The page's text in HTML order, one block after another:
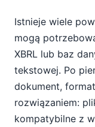
Istnieje wiele
mogą
XBRL lub baz
tekstowej. Po
dokument,
rozwiązaniem:
kompatybilne z